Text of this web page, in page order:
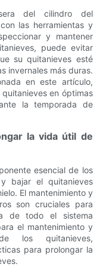
del cilindro del
las herramientas y
y mantener
puede evitar
su quitanieves esté
invernales más duras.
en este artículo,
en óptimas
la temporada de
la vida útil de
esencial de los
bajar el quitanieves
El mantenimiento y
son cruciales para
de todo el sistema
el mantenimiento y
los quitanieves,
para prolongar la